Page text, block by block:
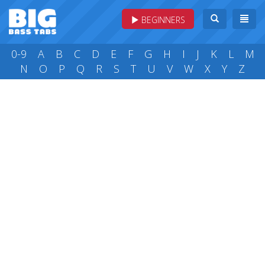
BEGINNERS
0-9 A B C D E F G H I J K L
M
N
O P Q R S T U V W X Y Z